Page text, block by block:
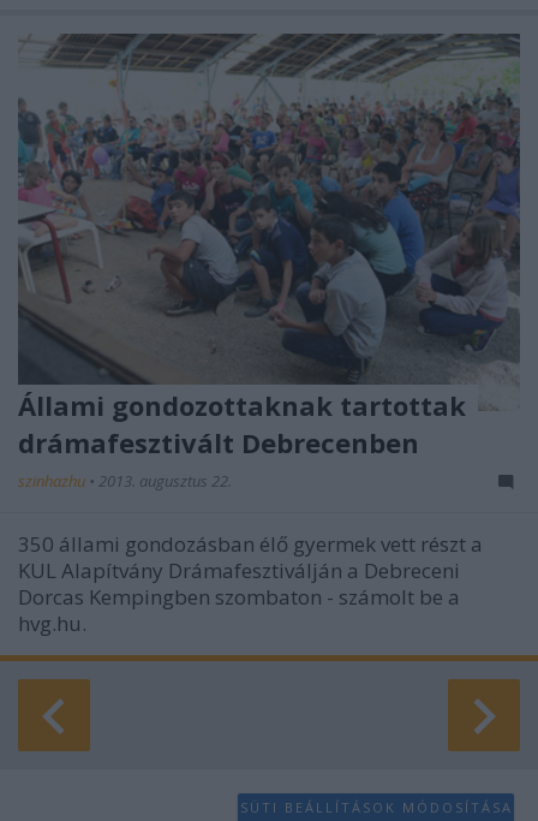
Állami gondozottaknak tartottak
drámafesztivált Debrecenben
szinhazhu • 2013. augusztus 22.
350 állami gondozásban élő gyermek vett részt a
KUL Alapítvány Drámafesztiválján a Debreceni
Dorcas Kempingben szombaton - számolt be a
hvg.hu.
SÜTI BEÁLLÍTÁSOK MÓDOSÍTÁSA